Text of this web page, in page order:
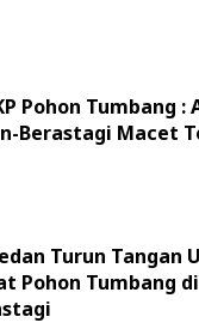
Pohon Tumbang :
Berastagi Macet
Turun Tangan
Pohon Tumbang di